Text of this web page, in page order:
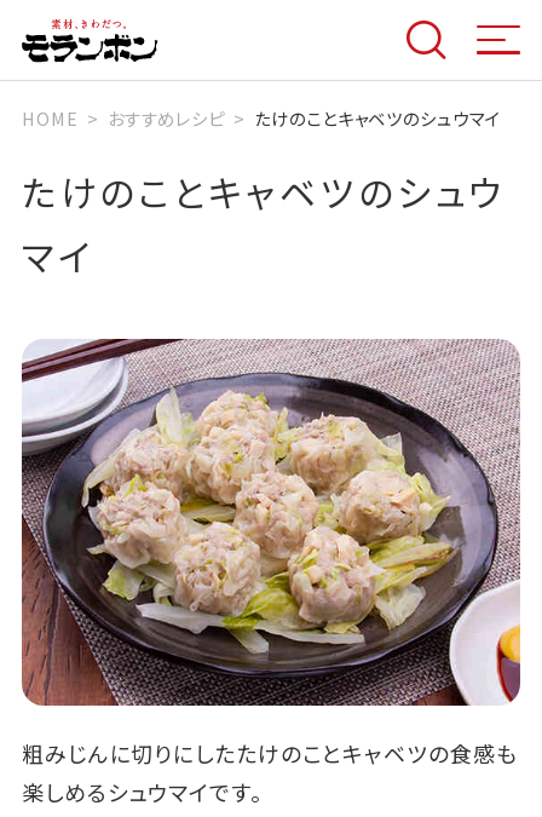
HOME おすすめレシピ たけのことキャベツのシュウマイ
たけのことキャベツのシュウ
マイ
粗みじんに切りにしたたけのことキャベツの食感も
楽しめるシュウマイです。